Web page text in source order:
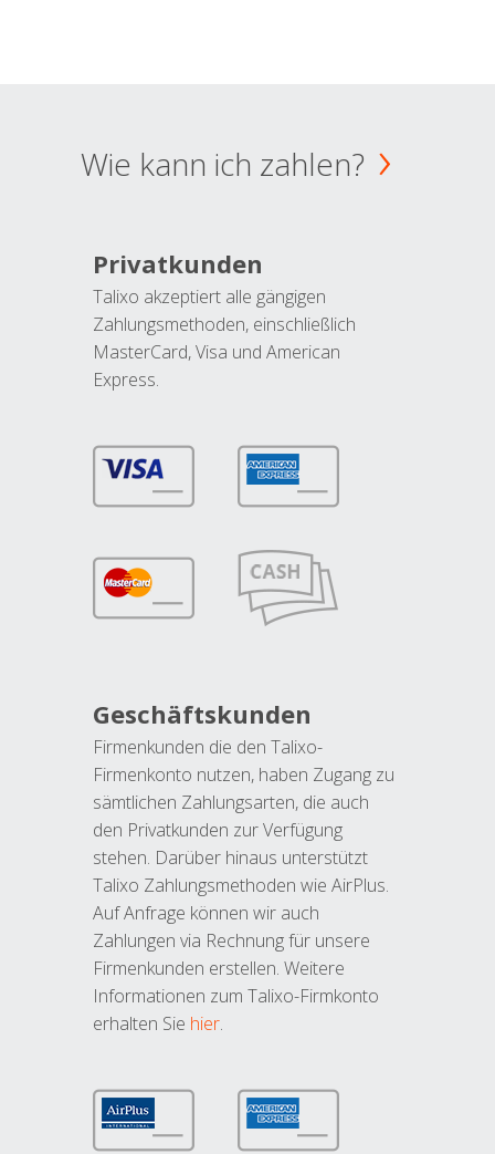
Wie kann ich zahlen?
Privatkunden
Talixo akzeptiert alle gängigen
Zahlungsmethoden, einschließlich
MasterCard, Visa und American
Express.
Geschäftskunden
Firmenkunden die den Talixo-
Firmenkonto nutzen, haben Zugang zu
sämtlichen Zahlungsarten, die auch
den Privatkunden zur Verfügung
stehen. Darüber hinaus unterstützt
Talixo Zahlungsmethoden wie AirPlus.
Auf Anfrage können wir auch
Zahlungen via Rechnung für unsere
Firmenkunden erstellen. Weitere
Informationen zum Talixo-Firmkonto
erhalten Sie hier.